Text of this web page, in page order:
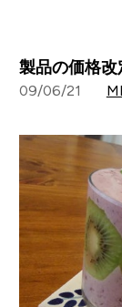
製品の価格
09/06/21